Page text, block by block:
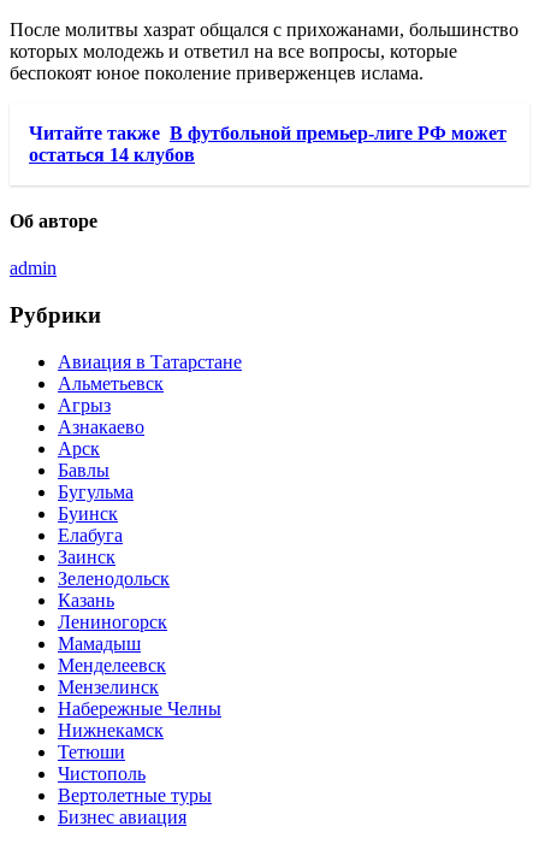
После молитвы хазрат общался с прихожанами, большинство
которых молодежь и ответил на все вопросы, которые
беспокоят юное поколение приверженцев ислама.
Читайте также В футбольной премьер-лиге РФ может
остаться 14 клубов
Об авторе
admin
Рубрики
Авиация в Татарстане
Альметьевск
Агрыз
Азнакаево
Арск
Бавлы
Бугульма
Буинск
Елабуга
Заинск
Зеленодольск
Казань
Лениногорск
Мамадыш
Менделеевск
Мензелинск
Набережные Челны
Нижнекамск
Тетюши
Чистополь
Вертолетные туры
Бизнес авиация